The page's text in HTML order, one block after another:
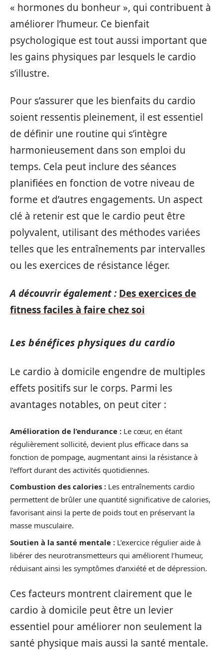
« hormones du bonheur », qui contribuent à
améliorer l’humeur. Ce bienfait
psychologique est tout aussi important que
les gains physiques par lesquels le cardio
s’illustre.
Pour s’assurer que les bienfaits du cardio
soient ressentis pleinement, il est essentiel
de définir une routine qui s’intègre
harmonieusement dans son emploi du
temps. Cela peut inclure des séances
planifiées en fonction de votre niveau de
forme et d’autres engagements. Un aspect
clé à retenir est que le cardio peut être
polyvalent, utilisant des méthodes variées
telles que les entraînements par intervalles
ou les exercices de résistance léger.
A découvrir également : Des exercices de
fitness faciles à faire chez soi
Les bénéfices physiques du cardio
Le cardio à domicile engendre de multiples
effets positifs sur le corps. Parmi les
avantages notables, on peut citer :
Amélioration de l’endurance : Le cœur, en étant
régulièrement sollicité, devient plus efficace dans sa
fonction de pompage, augmentant ainsi la résistance à
l’effort durant des activités quotidiennes.
Combustion des calories : Les entraînements cardio
permettent de brûler une quantité significative de calories,
favorisant ainsi la perte de poids tout en préservant la
masse musculaire.
Soutien à la santé mentale : L’exercice régulier aide à
libérer des neurotransmetteurs qui améliorent l’humeur,
réduisant ainsi les symptômes d’anxiété et de dépression.
Ces facteurs montrent clairement que le
cardio à domicile peut être un levier
essentiel pour améliorer non seulement la
santé physique mais aussi la santé mentale.